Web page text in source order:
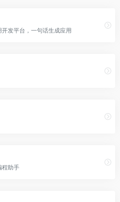
发平台，一句话生成应用
程助手